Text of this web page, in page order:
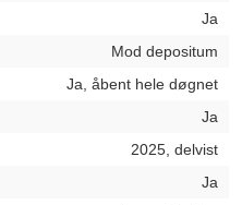
Ja
Mod depositum
Ja, åbent hele døgnet
Ja
2025, delvist
Ja